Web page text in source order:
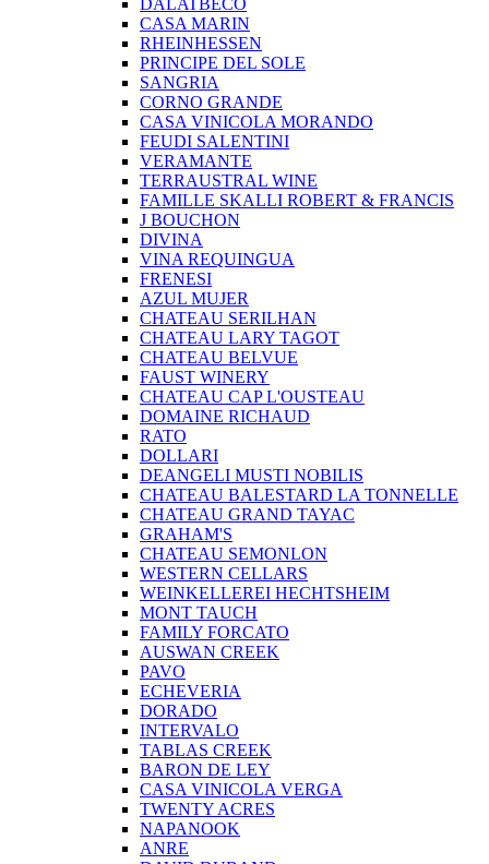
DALATBECO
CASA MARIN
RHEINHESSEN
PRINCIPE DEL SOLE
SANGRIA
CORNO GRANDE
CASA VINICOLA MORANDO
FEUDI SALENTINI
VERAMANTE
TERRAUSTRAL WINE
FAMILLE SKALLI ROBERT & FRANCIS
J BOUCHON
DIVINA
VINA REQUINGUA
FRENESI
AZUL MUJER
CHATEAU SERILHAN
CHATEAU LARY TAGOT
CHATEAU BELVUE
FAUST WINERY
CHATEAU CAP L'OUSTEAU
DOMAINE RICHAUD
RATO
DOLLARI
DEANGELI MUSTI NOBILIS
CHATEAU BALESTARD LA TONNELLE
CHATEAU GRAND TAYAC
GRAHAM'S
CHATEAU SEMONLON
WESTERN CELLARS
WEINKELLEREI HECHTSHEIM
MONT TAUCH
FAMILY FORCATO
AUSWAN CREEK
PAVO
ECHEVERIA
DORADO
INTERVALO
TABLAS CREEK
BARON DE LEY
CASA VINICOLA VERGA
TWENTY ACRES
NAPANOOK
ANRE